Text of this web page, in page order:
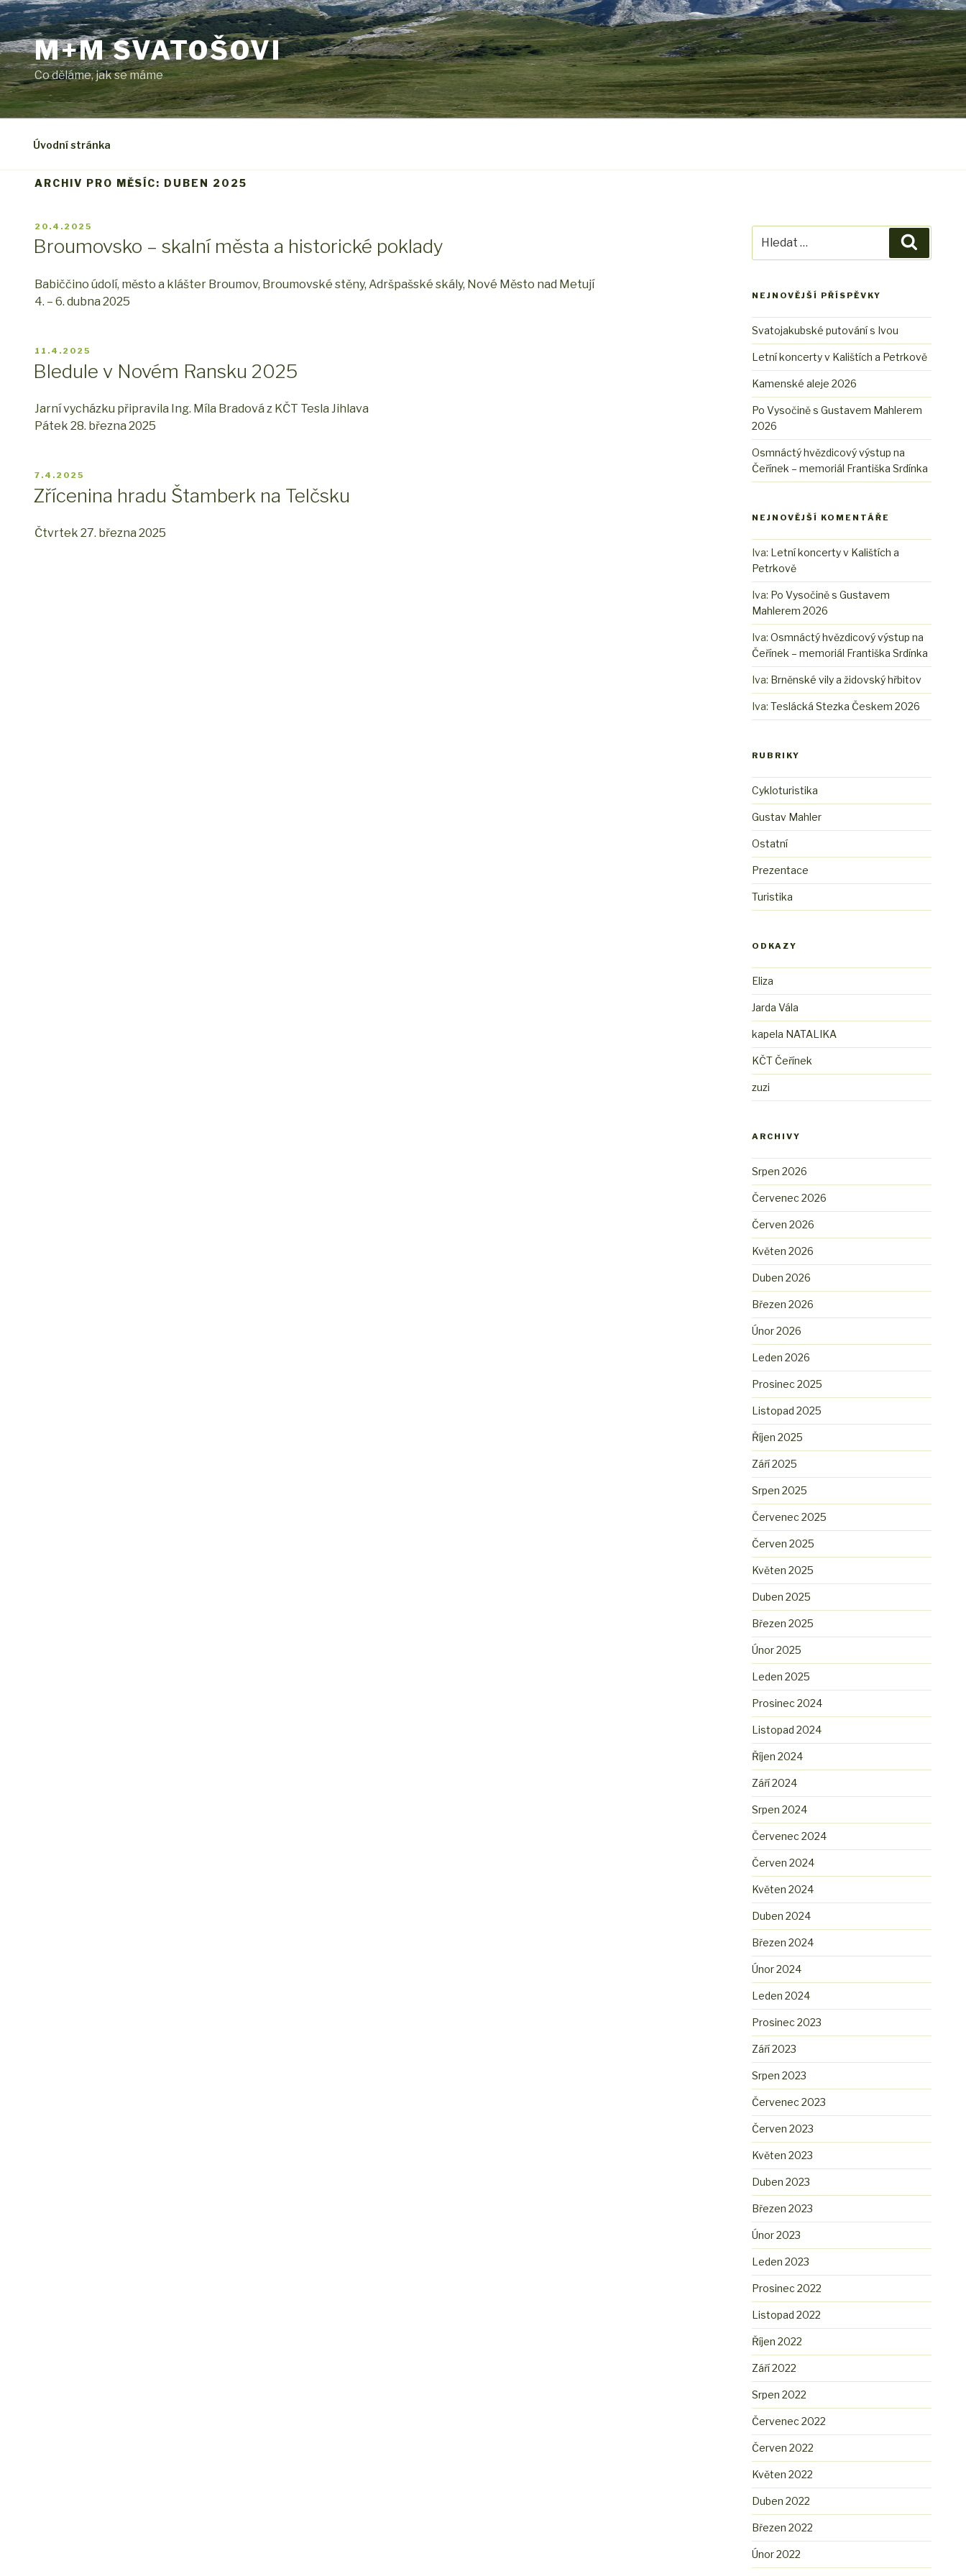
Přejít
k
obsahu
webu M+M SVATOŠOVI
Co děláme, jak se máme
Úvodní stránka
ARCHIV PRO MĚSÍC: DUBEN 2025
PUBLIKOVÁNO
20.4.2025
Broumovsko – skalní města a historické poklady
Babiččino údolí, město a klášter Broumov, Broumovské stěny, Adršpašské skály, Nové Město nad Metují
4. – 6. dubna 2025
PUBLIKOVÁNO
11.4.2025
Bledule v Novém Ransku 2025
Jarní vycházku připravila Ing. Míla Bradová z KČT Tesla Jihlava
Pátek 28. března 2025
PUBLIKOVÁNO
7.4.2025
Zřícenina hradu Štamberk na Telčsku
Čtvrtek 27. března 2025
NEJNOVĚJŠÍ PŘÍSPĚVKY
Svatojakubské putování s Ivou
Letní koncerty v Kalištích a Petrkově
Kamenské aleje 2026
Po Vysočině s Gustavem Mahlerem
2026
Osmnáctý hvězdicový výstup na
Čeřínek – memoriál Františka Srdínka
NEJNOVĚJŠÍ KOMENTÁŘE
Iva: Letní koncerty v Kalištích a
Petrkově
Iva: Po Vysočině s Gustavem
Mahlerem 2026
Iva:Osmnáctý hvězdicový výstup na
Čeřínek – memoriál Františka Srdínka
Iva: Brněnské vily a židovský hřbitov
Iva:Teslácká Stezka Českem 2026
RUBRIKY
Cykloturistika
Gustav Mahler
Ostatní
Prezentace
Turistika
ODKAZY
Eliza
Jarda Vála
kapela NATALIKA
KČT Čeřínek
zuzi
ARCHIVY
Srpen 2026
Červenec 2026
Červen 2026
Květen 2026
Duben 2026
Březen 2026
Únor 2026
Leden 2026
Prosinec 2025
Listopad 2025
Říjen 2025
Září 2025
Srpen 2025
Červenec 2025
Červen 2025
Květen 2025
Duben 2025
Březen 2025
Únor 2025
Leden 2025
Prosinec 2024
Listopad 2024
Říjen 2024
Září 2024
Srpen 2024
Červenec 2024
Červen 2024
Květen 2024
Duben 2024
Březen 2024
Únor 2024
Leden 2024
Prosinec 2023
Září 2023
Srpen 2023
Červenec 2023
Červen 2023
Květen 2023
Duben 2023
Březen 2023
Únor 2023
Leden 2023
Prosinec 2022
Listopad 2022
Říjen 2022
Září 2022
Srpen 2022
Červenec 2022
Červen 2022
Květen 2022
Duben 2022
Březen 2022
Únor 2022